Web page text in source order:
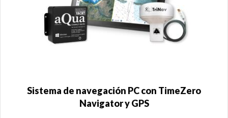
Sistema de navegación PC con TimeZero
Navigator y GPS